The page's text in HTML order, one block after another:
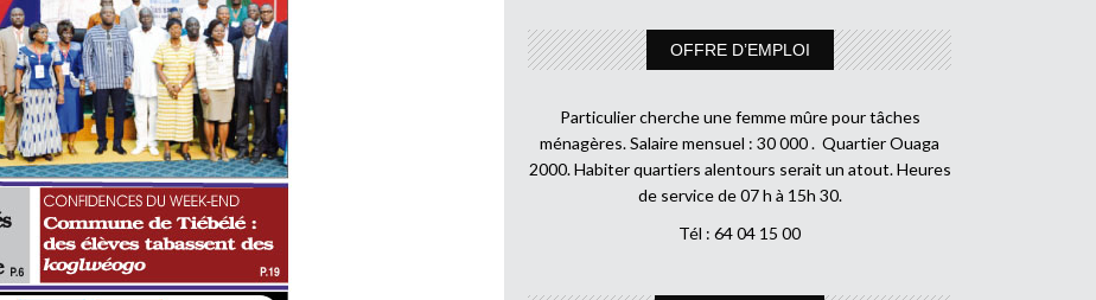
OFFRE D’EMPLOI
Particulier cherche une femme mûre pour tâches
ménagères. Salaire mensuel : 30 000 . Quartier Ouaga
2000. Habiter quartiers alentours serait un atout. Heures
de service de 07 h à 15h 30.
Tél : 64 04 15 00